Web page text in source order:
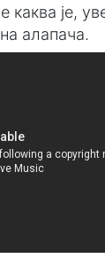
каква је,
алапача.